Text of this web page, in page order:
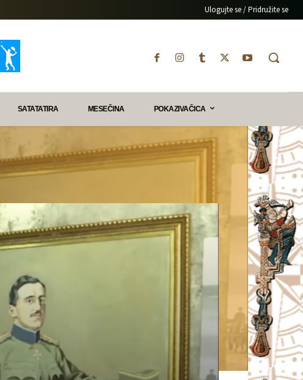
Ulogujte se / Pridružite se
SATATATIRA MESEČINA POKAZIVAČICA